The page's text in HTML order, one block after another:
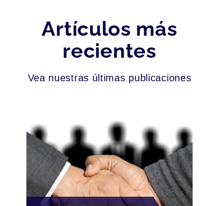
Artículos más
recientes
Vea nuestras últimas publicaciones